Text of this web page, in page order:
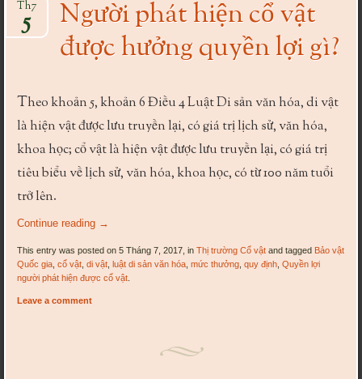
Người phát hiện cổ vật
được hưởng quyền lợi gì?
Th7
5
Theo khoản 5, khoản 6 Điều 4 Luật Di sản văn hóa, di vật
là hiện vật được lưu truyền lại, có giá trị lịch sử, văn hóa,
khoa học; cổ vật là hiện vật được lưu truyền lại, có giá trị
tiêu biểu về lịch sử, văn hóa, khoa học, có từ 100 năm tuổi
trở lên.
Continue reading →
This entry was posted on 5 Tháng 7, 2017, inThị trường Cổ vật and tagged Bảo vật
Quốc gia ,cổ vật ,di vật luật di sản văn hóa ,mức thưởng ,quy định ,Quyền lợi
người phát hiện được cổ vật
Leave a comment